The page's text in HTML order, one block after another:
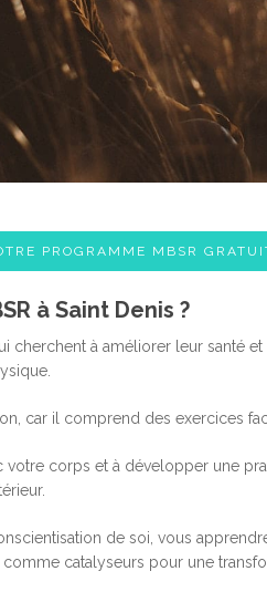
PROGRAMME MBSR
à Saint Denis ?
à améliorer leur santé et
car il comprend des exercices
corps et à développer une
de soi, vous
catalyseurs pour une